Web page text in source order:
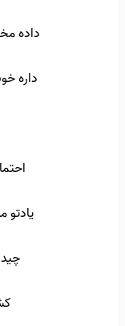
داده
داره